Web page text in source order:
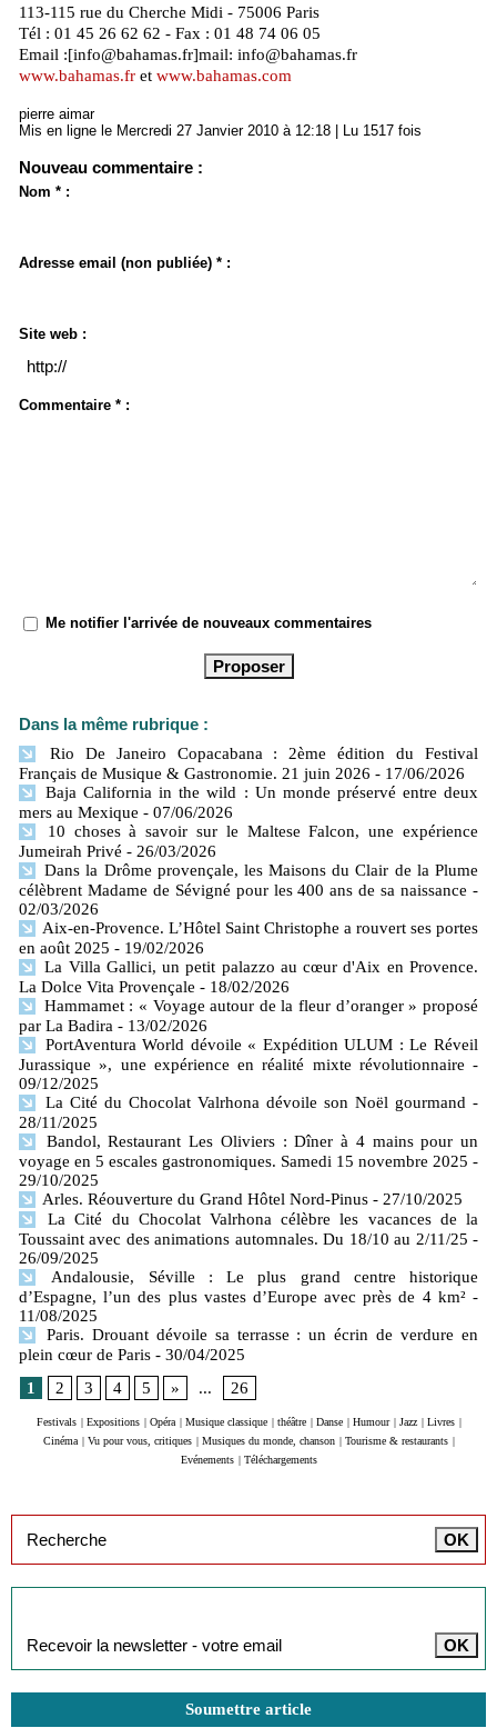
113-115 rue du Cherche Midi - 75006 Paris
Tél : 01 45 26 62 62 - Fax : 01 48 74 06 05
Email :[info@bahamas.fr]mail: info@bahamas.fr
www.bahamas.fr et www.bahamas.com
pierre aimar
Mis en ligne le Mercredi 27 Janvier 2010 à 12:18 | Lu 1517 fois
Nouveau commentaire :
Nom * :
Adresse email (non publiée) * :
Site web :
Commentaire * :
Me notifier l'arrivée de nouveaux commentaires
Dans la même rubrique :
Rio De Janeiro Copacabana : 2ème édition du Festival
Français de Musique & Gastronomie. 21 juin 2026 - 17/06/2026
Baja California in the wild : Un monde préservé entre deux
mers​ au Mexique - 07/06/2026
10 choses à savoir sur le Maltese Falcon, une expérience
Jumeirah Privé - 26/03/2026
Dans la Drôme provençale, les Maisons du Clair de la Plume
célèbrent Madame de Sévigné pour les 400 ans de sa naissance -
02/03/2026
Aix-en-Provence. L’Hôtel Saint Christophe a rouvert ses portes
en août 2025 - 19/02/2026
La Villa Gallici, un petit palazzo au cœur d'Aix en Provence.
La Dolce Vita Provençale - 18/02/2026
Hammamet : « Voyage autour de la fleur d’oranger » proposé
par La Badira - 13/02/2026
PortAventura World dévoile « Expédition ULUM : Le Réveil
Jurassique », une expérience en réalité mixte révolutionnaire -
09/12/2025
La Cité du Chocolat Valrhona dévoile son Noël gourmand -
28/11/2025
Bandol, Restaurant Les Oliviers : Dîner à 4 mains pour un
voyage en 5 escales gastronomiques. Samedi 15 novembre 2025 -
29/10/2025
Arles. Réouverture du Grand Hôtel Nord-Pinus - 27/10/2025
La Cité du Chocolat Valrhona célèbre les vacances de la
Toussaint avec des animations automnales. Du 18/10 au 2/11/25 -
26/09/2025
Andalousie, Séville : Le plus grand centre historique
d’Espagne, l’un des plus vastes d’Europe avec près de 4 km² -
11/08/2025
Paris. Drouant dévoile sa terrasse : un écrin de verdure en
plein cœur de Paris - 30/04/2025
1
2 3 4 5 » ... 26
Festivals Expositions Opéra Musique classique théâtre Danse Humour Jazz Livres
Cinéma
Vu pour vous, critiques Musiques du monde, chanson Tourisme & restaurants
Evénements
Téléchargements
Soumettre article